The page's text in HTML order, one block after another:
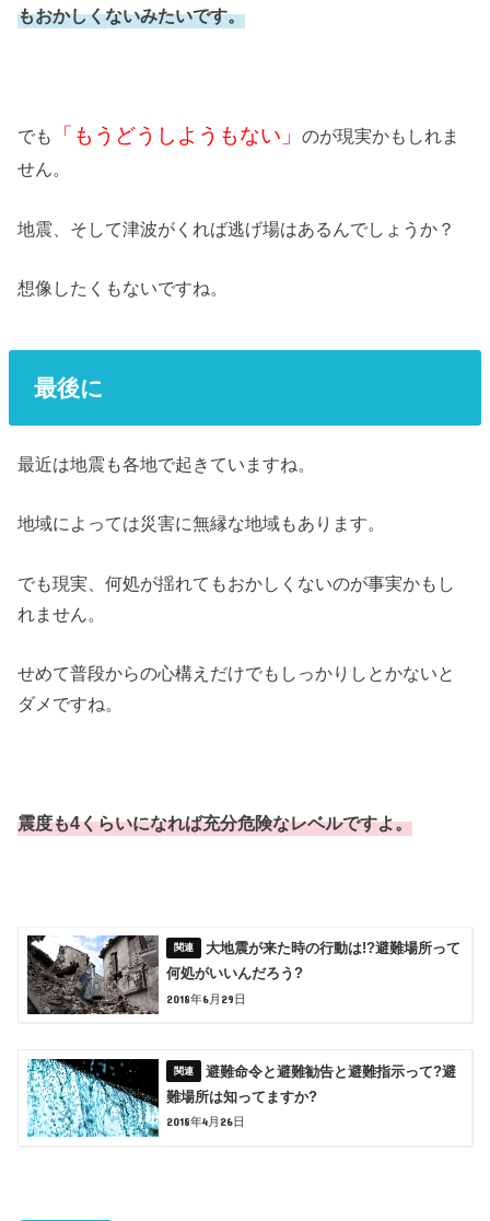
もおかしくないみたいです。
でも 「もうどうしようもない」のが現実かもしれま
せん。
地震、そして津波がくれば逃げ場はあるんでしょうか？
想像したくもないですね。
最後に
最近は地震も各地で起きていますね。
地域によっては災害に無縁な地域もあります。
でも現実、何処が揺れてもおかしくないのが事実かもし
れません。
せめて普段からの心構えだけでもしっかりしとかないと
ダメですね。
震度も4くらいになれば充分危険なレベルですよ。
大地震が来た時の行動は!?避難場所って
何処がいいんだろう?
2018年6月29日
避難命令と避難勧告と避難指示って?避
難場所は知ってますか?
2018年4月26日